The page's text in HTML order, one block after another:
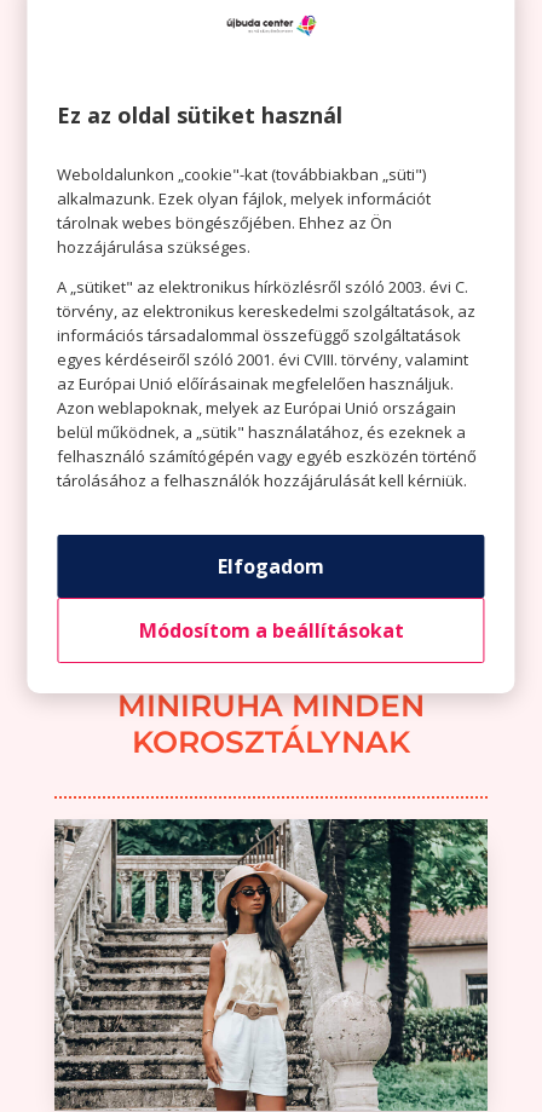
MIT VISELJ EGY KERTI
PARTIN? VAN NÉHÁNY
TUTI ÖTLETÜNK!
MINIRUHA MINDEN
KOROSZTÁLYNAK
Ez az oldal sütiket használ
Weboldalunkon „cookie"-kat (továbbiakban „süti")
alkalmazunk. Ezek olyan fájlok, melyek információt
tárolnak webes böngészőjében. Ehhez az Ön
hozzájárulása szükséges.
A „sütiket" az elektronikus hírközlésről szóló 2003. évi C.
törvény, az elektronikus kereskedelmi szolgáltatások, az
információs társadalommal összefüggő szolgáltatások
egyes kérdéseiről szóló 2001. évi CVIII. törvény, valamint
az Európai Unió előírásainak megfelelően használjuk.
Azon weblapoknak, melyek az Európai Unió országain
belül működnek, a „sütik" használatához, és ezeknek a
felhasználó számítógépén vagy egyéb eszközén történő
tárolásához a felhasználók hozzájárulását kell kérniük.
Elfogadom
Módosítom a beállításokat